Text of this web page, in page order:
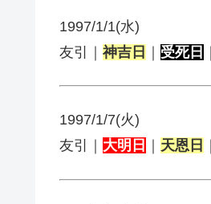
1997/1/1(水)
友引｜ 神吉日 受死日
1997/1/7(火)
友引｜ 大明日 天恩日